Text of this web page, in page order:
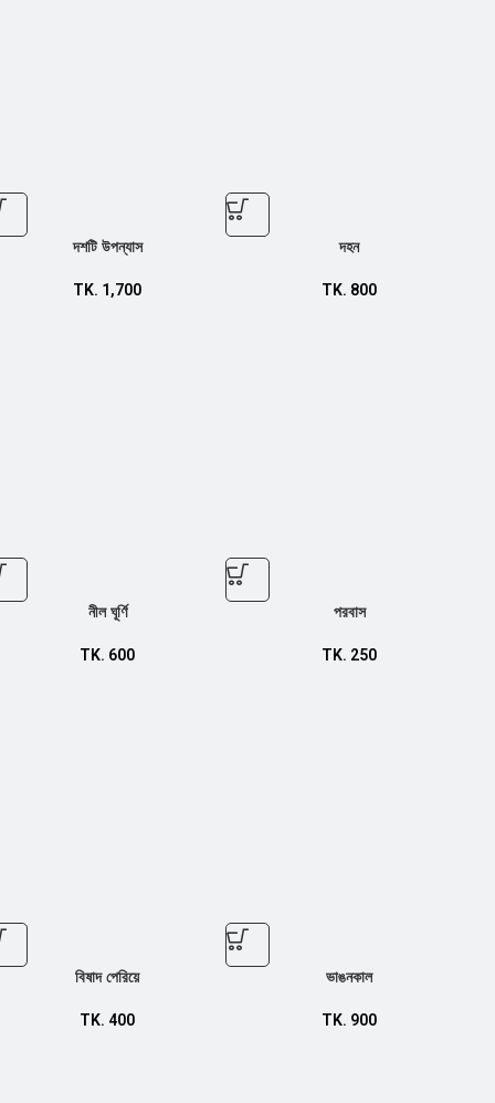
দশটি উপন্যাস
TK. 1,700
দহন
TK. 800
নীল ঘূর্ণি
TK. 600
পরবাস
TK. 250
বিষাদ পেরিয়ে
TK. 400
ভাঙনকাল
TK. 900